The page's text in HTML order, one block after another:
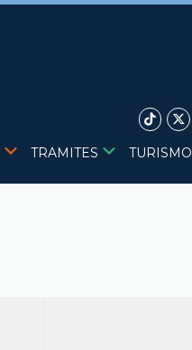
TRAMITES TURISMO